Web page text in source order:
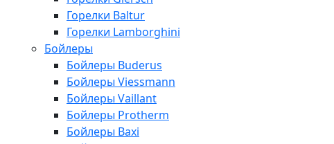
Горелки Baltur
Горелки Lamborghini
Бойлеры
Бойлеры Buderus
Бойлеры Viessmann
Бойлеры Vaillant
Бойлеры Protherm
Бойлеры Baxi